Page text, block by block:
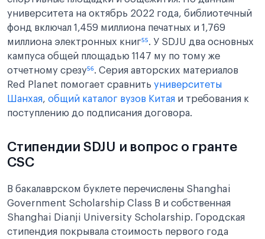
университета на октябрь 2022 года, библиотечный
фонд включал 1,459 миллиона печатных и 1,769
миллиона электронных книг⁵⁵. У SDJU два основных
кампуса общей площадью 1147 му по тому же
отчетному срезу⁵⁶. Серия авторских материалов
Red Planet помогает сравнить университеты
Шанхая, общий каталог вузов Китая и требования к
поступлению до подписания договора.
Стипендии SDJU и вопрос о гранте
CSC
В бакалаврском буклете перечислены Shanghai
Government Scholarship Class B и собственная
Shanghai Dianji University Scholarship. Городская
стипендия покрывала стоимость первого года